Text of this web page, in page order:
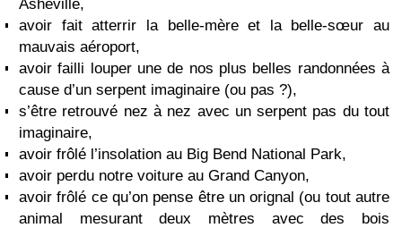
Asheville,
avoir fait atterrir la belle-mère et la belle-sœur au
mauvais aéroport,
avoir failli louper une de nos plus belles randonnées à
cause d’un serpent imaginaire (ou pas ?),
s’être retrouvé nez à nez avec un serpent pas du tout
imaginaire,
avoir frôlé l’insolation au Big Bend National Park,
avoir perdu notre voiture au Grand Canyon,
avoir frôlé ce qu’on pense être un orignal (ou tout autre
animal mesurant deux mètres avec des bois